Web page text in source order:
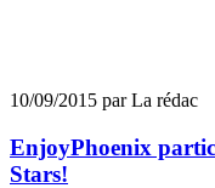
10/09/2015 par La rédac
EnjoyPhoenix
Stars!